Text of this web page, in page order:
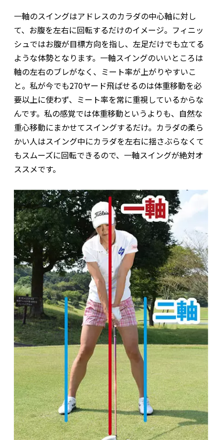
一軸のスイングはアドレスのカラダの中心軸に対し
て、お腹を左右に回転するだけのイメージ。フィニッ
シュではお腹が目標方向を指し、左足だけでも立てる
ような体勢となります。一軸スイングのいいところは
軸の左右のブレがなく、ミート率が上がりやすいこ
と。私が今でも270ヤード飛ばせるのは体重移動を必
要以上に使わず、ミート率を常に重視しているからな
んです。私の感覚では体重移動というよりも、自然な
重心移動にまかせてスイングするだけ。カラダの柔ら
かい人はスイング中にカラダを左右に揺さぶらなくて
もスムーズに回転できるので、一軸スイングが絶対オ
ススメです。